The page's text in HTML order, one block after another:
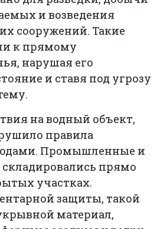
и возведения
сооружений. Такие
к прямому
нарушая его
и ставя под угрозу
на водный объект,
правила
Промышленные и
прямо
участках.
защиты, такой
материал,